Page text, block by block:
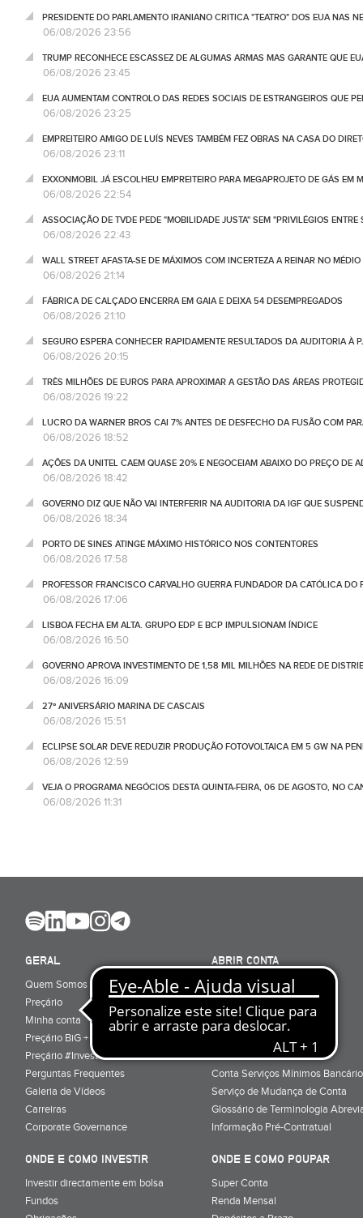
PRESIDENTE DO PARLAMENTO IRANIANO CRITICA "TEATRO" DOS EUA NAS
06/08/2026 23:56
TRUMP RECONHECE ESCASSEZ DE ALGUMAS ARMAS MAS GARANTE QUE
06/08/2026 23:45
EUA AUMENTAM CONTROLO DAS REDES SOCIAIS DE ESTRANGEIROS QUE
06/08/2026 23:25
EMPREITEIRO AMIGO DE LUÍS NEVES TAMBÉM FEZ OBRAS NA CASA DO
06/08/2026 23:11
EXXONMOBIL JÁ ESCOLHEU EMPREITEIRO PARA MEGAPROJETO DE GÁS EM
06/08/2026 22:54
ASSOCIAÇÃO DE TVDE PEDE "MOBILIDADE JUSTA" SEM "PRIVILÉGIOS ENTRE
06/08/2026 22:43
WALL STREET AFASTA-SE DE MÁXIMOS COM INCERTEZA A REINAR NO
06/08/2026 21:14
FÁBRICA DE CALÇADO ENCERRA EM GAIA E DEIXA 54 DESEMPREGADOS
06/08/2026 21:10
SEGURO ESPERA CONHECER RAPIDAMENTE RESULTADOS DA AUDITORIA À
06/08/2026 20:15
TRÊS MILHÕES DE EUROS PARA APROXIMAR A GESTÃO DAS ÁREAS
06/08/2026 19:22
LUCRO DA WARNER BROS CAI 7% ANTES DE DESFECHO DA FUSÃO COM
06/08/2026 18:52
AÇÕES DA UNITEL CAEM QUASE 20% E NEGOCEIAM ABAIXO DO PREÇO DE
06/08/2026 18:42
GOVERNO DIZ QUE NÃO VAI INTERFERIR NA AUDITORIA DA IGF QUE
06/08/2026 18:34
PORTO DE SINES ATINGE MÁXIMO HISTÓRICO NOS CONTENTORES
06/08/2026 17:58
PROFESSOR FRANCISCO CARVALHO GUERRA FUNDADOR DA CATÓLICA DO
06/08/2026 17:06
LISBOA FECHA EM ALTA. GRUPO EDP E BCP IMPULSIONAM ÍNDICE
06/08/2026 16:50
GOVERNO APROVA INVESTIMENTO DE 1,58 MIL MILHÕES NA REDE DE
06/08/2026 16:09
27º ANIVERSÁRIO MARINA DE CASCAIS
06/08/2026 15:51
ECLIPSE SOLAR DEVE REDUZIR PRODUÇÃO FOTOVOLTAICA EM 5 GW NA
06/08/2026 12:59
VEJA O PROGRAMA NEGÓCIOS DESTA QUINTA-FEIRA, 06 DE AGOSTO, NO
06/08/2026 11:31
GERAL
Quem Somos
Preçário
Minha conta
Preçário BiG +
Preçário #Investe_no_Futuro
Perguntas Frequentes
Galeria de Vídeos
Carreiras
Corporate Governance
ABRIR CONTA
Porquê ser cliente
Particulares
Júnior (sub-18)
Cartões
Conta Serviços Mínimos
Serviço de Mudança de Conta
Glossário de Terminologia
Informação Pré-Contratual
ONDE E COMO INVESTIR
Investir directamente em bolsa
Fundos
ONDE E COMO POUPAR
Super Conta
Renda Mensal